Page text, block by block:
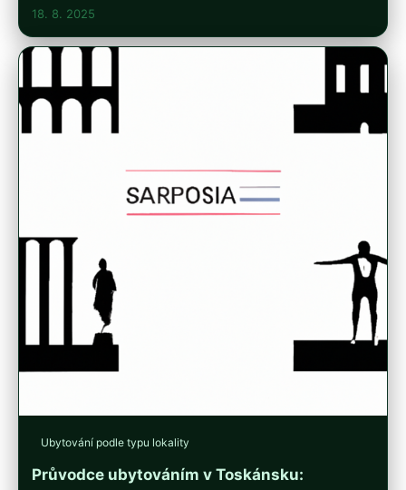
18. 8. 2025
Ubytování podle typu lokality
Průvodce ubytováním v Toskánsku: